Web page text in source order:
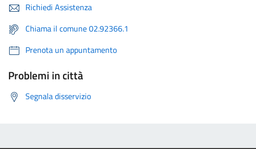
Richiedi Assistenza
Chiama il comune 02.92366.1
Prenota un appuntamento
Problemi in città
Segnala disservizio